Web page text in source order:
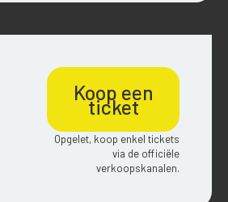
Koop een
ticket
Opgelet, koop enkel tickets
via de officiële
verkoopskanalen.